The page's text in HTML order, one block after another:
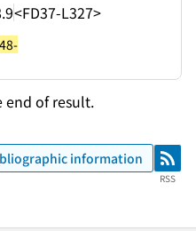
<FD37-L327>
end of result.
information RSS
RSS